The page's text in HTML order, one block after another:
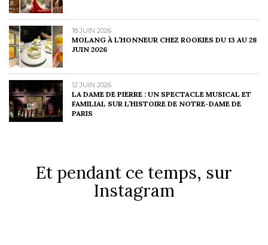
18 JUIN 2026
MOLANG À L’HONNEUR CHEZ ROOKIES DU 13 AU 28
JUIN 2026
12 JUIN 2026
LA DAME DE PIERRE : UN SPECTACLE MUSICAL ET
FAMILIAL SUR L’HISTOIRE DE NOTRE-DAME DE
PARIS
Et pendant ce temps, sur
Instagram